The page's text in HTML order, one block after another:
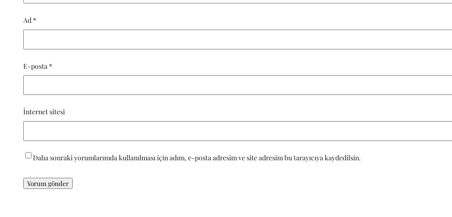
Ad *
E-posta *
İnternet sitesi
Daha sonraki yorumlarımda kullanılması için adım, e-posta adresim ve site adresim bu tarayıcıya kaydedilsin.